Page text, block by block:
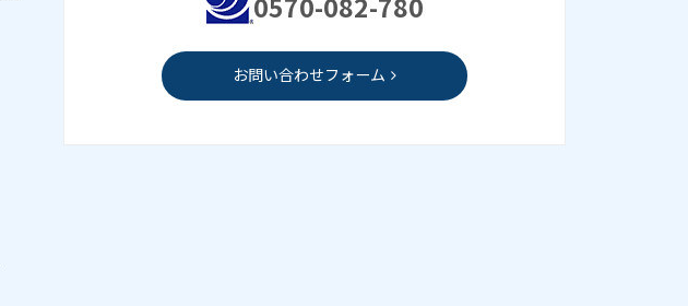
お問い合わせフォーム